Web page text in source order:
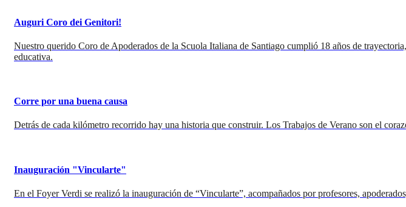
Auguri Coro dei Genitori!
Nuestro querido Coro de Apoderados de la Scuola Italiana de Santiago cumplió 18 años de
educativa.
Corre por una buena causa
Detrás de cada kilómetro recorrido hay una historia que construir. Los Trabajos de Verano son el
Inauguración "Vincularte"
En el Foyer Verdi se realizó la inauguración de “Vincularte”, acompañados por profesores,